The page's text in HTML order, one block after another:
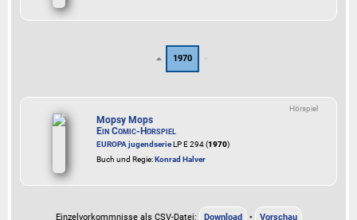
1970
Hörspiel
Mopsy Mops
Ein Comic-Hörspiel
EUROPA jugendserieLP E 294 (1970)
Buch und Regie:Konrad Halver
Einzelvorkommnisse als CSV-Datei: Download • Vorschau